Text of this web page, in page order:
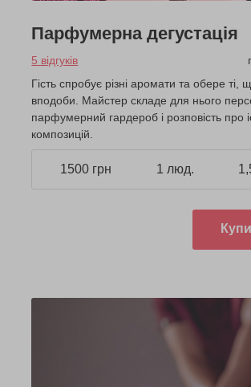
Парфумерна дегустація
5 відгуків
Гість спробує різні аромати та обере ті,
вподоби. Майстер складе для нього
парфумерний гардероб і розповість про
композицій.
1500 грн 1 люд.